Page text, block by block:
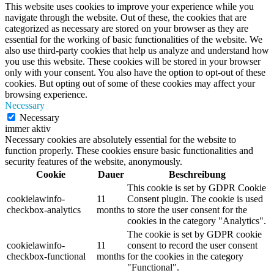
This website uses cookies to improve your experience while you
navigate through the website. Out of these, the cookies that are
categorized as necessary are stored on your browser as they are
essential for the working of basic functionalities of the website. We
also use third-party cookies that help us analyze and understand how
you use this website. These cookies will be stored in your browser
only with your consent. You also have the option to opt-out of these
cookies. But opting out of some of these cookies may affect your
browsing experience.
Necessary
Necessary
immer aktiv
Necessary cookies are absolutely essential for the website to
function properly. These cookies ensure basic functionalities and
security features of the website, anonymously.
Cookie
Dauer Beschreibung
cookielawinfo-
checkbox-analytics
11
months
This cookie is set by GDPR Cookie
Consent plugin. The cookie is used
to store the user consent for the
cookies in the category "Analytics".
cookielawinfo-
checkbox-functional
11
months
The cookie is set by GDPR cookie
consent to record the user consent
for the cookies in the category
"Functional".